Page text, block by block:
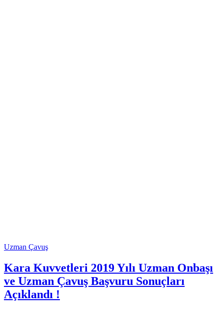
Uzman Çavuş
Kara Kuvvetleri 2019 Yılı Uzman Onbaşı
ve Uzman Çavuş Başvuru Sonuçları
Açıklandı !